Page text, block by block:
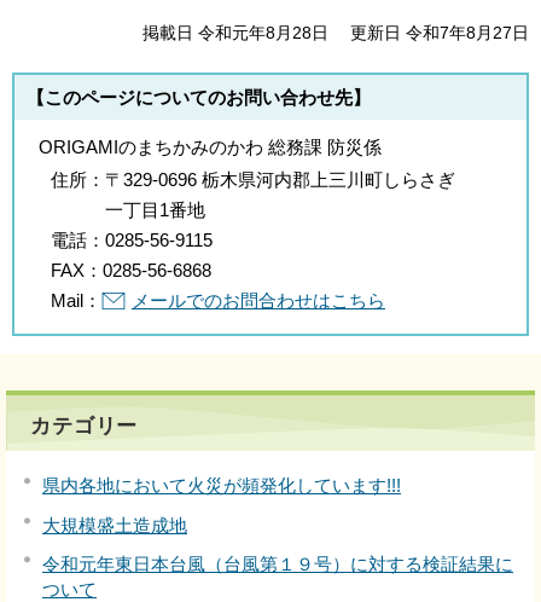
掲載日 令和元年8月28日 更新日 令和7年8月27日
【このページについてのお問い合わせ先】
ORIGAMIのまちかみのかわ 総務課 防災係
住所： 〒329-0696 栃木県河内郡上三川町しらさぎ
一丁目1番地
電話： 0285-56-9115
FAX： 0285-56-6868
Mail：
メールでのお問合わせはこちら
カテゴリー
県内各地において火災が頻発化しています!!!
大規模盛土造成地
令和元年東日本台風（台風第１９号）に対する検証結果に
ついて